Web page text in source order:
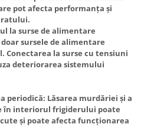
pot afecta performanța și
la surse de alimentare
sursele de alimentare
Conectarea la surse cu tensiuni
deteriorarea sistemului
periodică: Lăsarea murdăriei și a
în interiorul frigiderului poate
și poate afecta funcționarea